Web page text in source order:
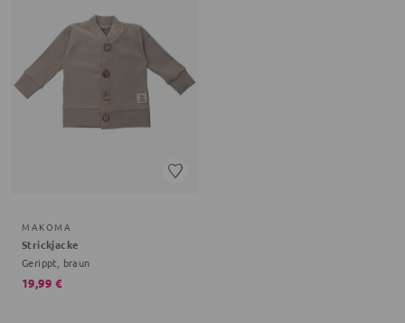
MAKOMA
Strickjacke
Gerippt, braun
19,99 €